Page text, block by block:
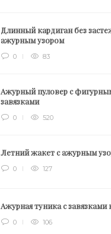
Длинный кардиган без
ажурным узором
0 83
Ажурный пуловер с
завязками
0 520
Летний жакет с ажурным
0 127
Ажурная туника с завязками
0 106